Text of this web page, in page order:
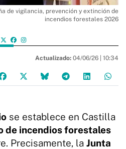
de vigilancia, prevención y extinción de
incendios forestales 2026
Actualizado: 04/06/26 | 10:34
se establece en Castilla
de incendios forestales
Precisamente, la Junta